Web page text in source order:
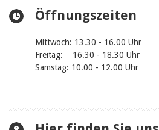
Öffnungszeiten
Mittwoch: 13.30 - 16.00 Uhr
Freitag: 16.30 - 18.30 Uhr
Samstag: 10.00 - 12.00 Uhr